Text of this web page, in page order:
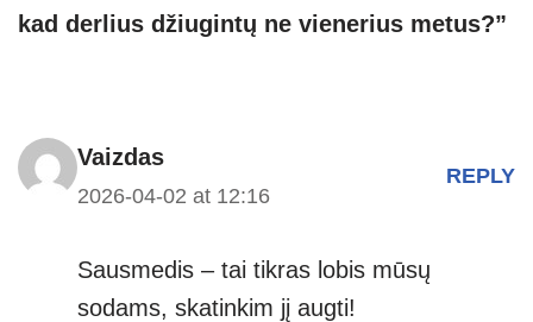
kad derlius džiugintų ne vienerius metus?”
Vaizdas
2026-04-02 at 12:16
REPLY
Sausmedis – tai tikras lobis mūsų
sodams, skatinkim jį augti!